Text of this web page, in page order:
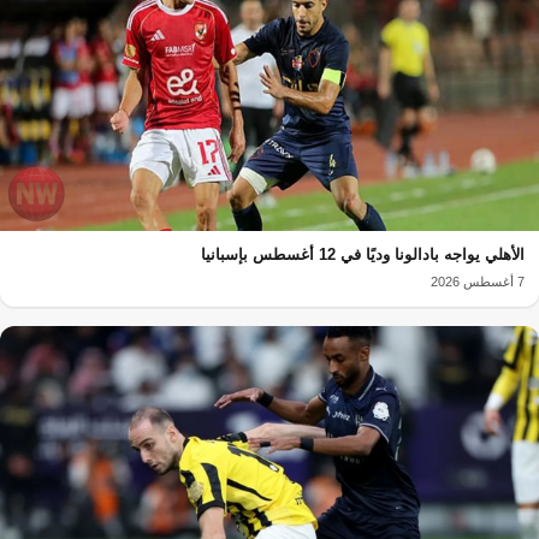
الأهلي يواجه بادالونا وديًا في 12 أغسطس بإسبانيا
7 أغسطس 2026